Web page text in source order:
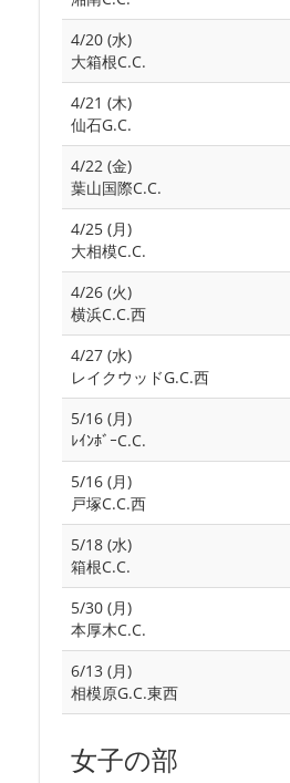
4/20 (水)
大箱根C.C.
4/21 (木)
仙石G.C.
4/22 (金)
葉山国際C.C.
4/25 (月)
大相模C.C.
4/26 (火)
横浜C.C.西
4/27 (水)
レイクウッドG.C.西
5/16 (月)
ﾚｲﾝﾎﾞｰC.C.
5/16 (月)
戸塚C.C.西
5/18 (水)
箱根C.C.
5/30 (月)
本厚木C.C.
6/13 (月)
相模原G.C.東西
女子の部